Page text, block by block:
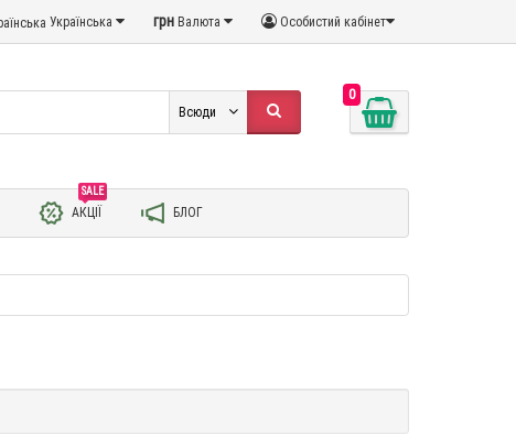
Особистий кабінет
грн Валюта
Українська
0
Всюди
SALE
АКЦІЇ БЛОГ